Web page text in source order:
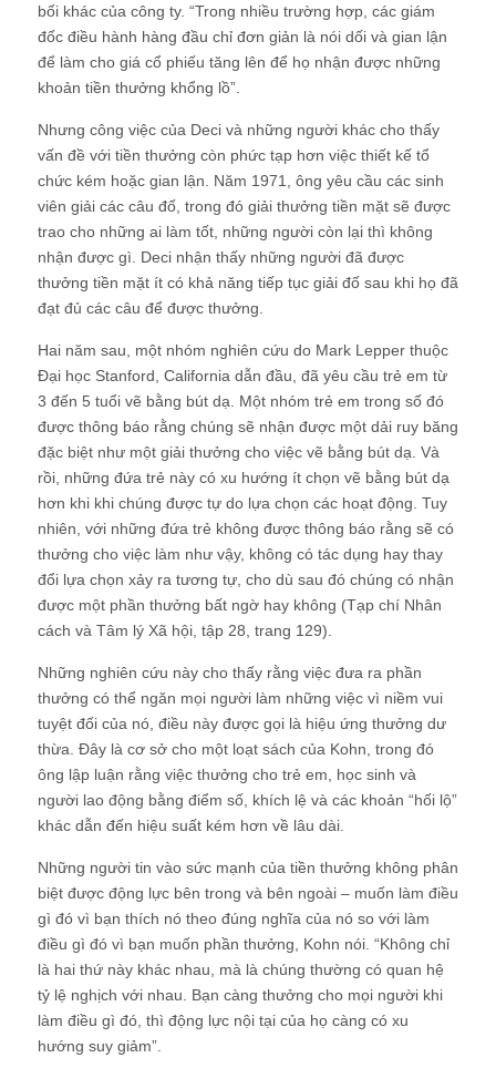
bối khác của công ty. “Trong nhiều trường hợp, các giám
đốc điều hành hàng đầu chỉ đơn giản là nói dối và gian lận
để làm cho giá cổ phiếu tăng lên để họ nhận được những
khoản tiền thưởng khổng lồ”.
Nhưng công việc của Deci và những người khác cho thấy
vấn đề với tiền thưởng còn phức tạp hơn việc thiết kế tổ
chức kém hoặc gian lận. Năm 1971, ông yêu cầu các sinh
viên giải các câu đố, trong đó giải thưởng tiền mặt sẽ được
trao cho những ai làm tốt, những người còn lại thì không
nhận được gì. Deci nhận thấy những người đã được
thưởng tiền mặt ít có khả năng tiếp tục giải đố sau khi họ đã
đạt đủ các câu để được thưởng.
Hai năm sau, một nhóm nghiên cứu do Mark Lepper thuộc
Đại học Stanford, California dẫn đầu, đã yêu cầu trẻ em từ
3 đến 5 tuổi vẽ bằng bút dạ. Một nhóm trẻ em trong số đó
được thông báo rằng chúng sẽ nhận được một dải ruy băng
đặc biệt như một giải thưởng cho việc vẽ bằng bút dạ. Và
rồi, những đứa trẻ này có xu hướng ít chọn vẽ bằng bút dạ
hơn khi khi chúng được tự do lựa chọn các hoạt động. Tuy
nhiên, với những đứa trẻ không được thông báo rằng sẽ có
thưởng cho việc làm như vậy, không có tác dụng hay thay
đổi lựa chọn xảy ra tương tự, cho dù sau đó chúng có nhận
được một phần thưởng bất ngờ hay không (Tạp chí Nhân
cách và Tâm lý Xã hội, tập 28, trang 129).
Những nghiên cứu này cho thấy rằng việc đưa ra phần
thưởng có thể ngăn mọi người làm những việc vì niềm vui
tuyệt đối của nó, điều này được gọi là hiệu ứng thưởng dư
thừa. Đây là cơ sở cho một loạt sách của Kohn, trong đó
ông lập luận rằng việc thưởng cho trẻ em, học sinh và
người lao động bằng điểm số, khích lệ và các khoản “hối lộ”
khác dẫn đến hiệu suất kém hơn về lâu dài.
Những người tin vào sức mạnh của tiền thưởng không phân
biệt được động lực bên trong và bên ngoài – muốn làm điều
gì đó vì bạn thích nó theo đúng nghĩa của nó so với làm
điều gì đó vì bạn muốn phần thưởng, Kohn nói. “Không chỉ
là hai thứ này khác nhau, mà là chúng thường có quan hệ
tỷ lệ nghịch với nhau. Bạn càng thưởng cho mọi người khi
làm điều gì đó, thì động lực nội tại của họ càng có xu
hướng suy giảm”.